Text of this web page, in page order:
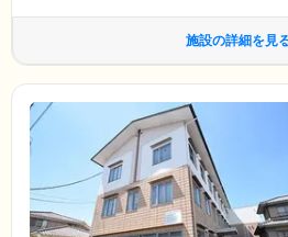
施設の詳細を見